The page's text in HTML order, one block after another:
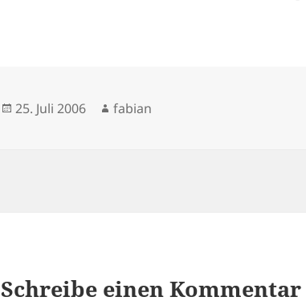
Veröffentlicht
25. Juli 2006 Autor
fabian
Schreibe einen Kommentar